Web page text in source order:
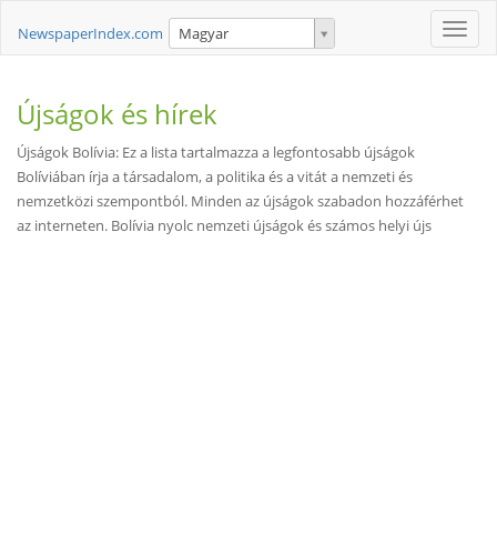
Toggle
NewspaperIndex.com Magyar
Újságok és hírek
Újságok Bolívia: Ez a lista tartalmazza a legfontosabb újságok
Bolíviában írja a társadalom, a politika és a vitát a nemzeti és
nemzetközi szempontból. Minden az újságok szabadon hozzáférhet
az interneten. Bolívia nyolc nemzeti újságok és számos helyi újs